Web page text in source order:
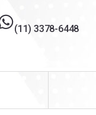
(11) 3378-6448